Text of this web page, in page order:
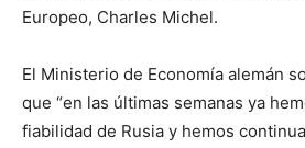
Europeo, Charles Michel.
El Ministerio de Economía alemán
que “en las últimas semanas ya
fiabilidad de Rusia y hemos